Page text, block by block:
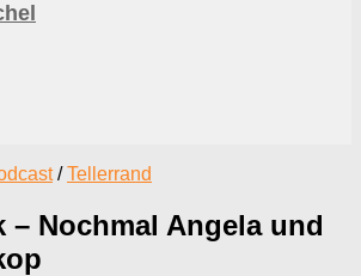
/ Tellerrand
– Nochmal Angela und